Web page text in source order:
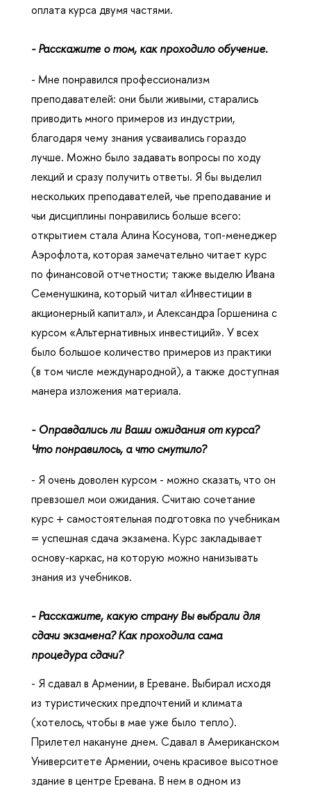
оплата курса двумя частями.
- Расскажите о том, как проходило обучение.
- Мне понравился профессионализм
преподавателей: они были живыми, старались
приводить много примеров из индустрии,
благодаря чему знания усваивались гораздо
лучше. Можно было задавать вопросы по ходу
лекций и сразу получить ответы. Я бы выделил
нескольких преподавателей, чье преподавание и
чьи дисциплины понравились больше всего:
открытием стала Алина Косунова, топ-менеджер
Аэрофлота, которая замечательно читает курс
по финансовой отчетности; также выделю Ивана
Семенушкина, который читал «Инвестиции в
акционерный капитал», и Александра Горшенина с
курсом «Альтернативных инвестиций». У всех
было большое количество примеров из практики
(в том числе международной), а также доступная
манера изложения материала.
- Оправдались ли Ваши ожидания от курса?
Что понравилось, а что смутило?
- Я очень доволен курсом - можно сказать, что он
превзошел мои ожидания. Считаю сочетание
курс + самостоятельная подготовка по учебникам
= успешная сдача экзамена. Курс закладывает
основу-каркас, на которую можно нанизывать
знания из учебников.
- Расскажите, какую страну Вы выбрали для
сдачи экзамена? Как проходила сама
процедура сдачи?
- Я сдавал в Армении, в Ереване. Выбирал исходя
из туристических предпочтений и климата
(хотелось, чтобы в мае уже было тепло).
Прилетел накануне днем. Сдавал в Американском
Университете Армении, очень красивое высотное
здание в центре Еревана. В нем в одном из